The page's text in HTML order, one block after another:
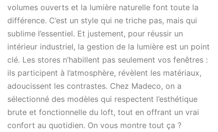
volumes ouverts et la lumière naturelle font toute la
différence. C’est un style qui ne triche pas, mais qui
sublime l’essentiel. Et justement, pour réussir un
intérieur industriel, la gestion de la lumière est un point
clé. Les stores n’habillent pas seulement vos fenêtres :
ils participent à l’atmosphère, révèlent les matériaux,
adoucissent les contrastes. Chez Madeco, on a
sélectionné des modèles qui respectent l’esthétique
brute et fonctionnelle du loft, tout en offrant un vrai
confort au quotidien. On vous montre tout ça ?